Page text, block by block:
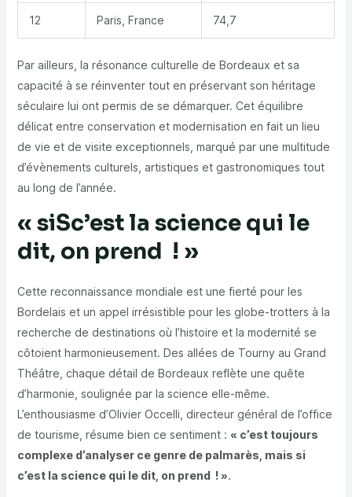
12 Paris, France 74,7
Par ailleurs, la résonance culturelle de Bordeaux et sa
capacité à se réinventer tout en préservant son héritage
séculaire lui ont permis de se démarquer. Cet équilibre
délicat entre conservation et modernisation en fait un lieu
de vie et de visite exceptionnels, marqué par une multitude
d’évènements culturels, artistiques et gastronomiques tout
au long de l’année.
« siSc’est la science qui le
dit, on prend ! »
Cette reconnaissance mondiale est une fierté pour les
Bordelais et un appel irrésistible pour les globe-trotters à la
recherche de destinations où l’histoire et la modernité se
côtoient harmonieusement. Des allées de Tourny au Grand
Théâtre, chaque détail de Bordeaux reflète une quête
d’harmonie, soulignée par la science elle-même.
L’enthousiasme d’Olivier Occelli, directeur général de l’office
de tourisme, résume bien ce sentiment : « c’est toujours
complexe d’analyser ce genre de palmarès, mais si
c’est la science qui le dit, on prend ! ».